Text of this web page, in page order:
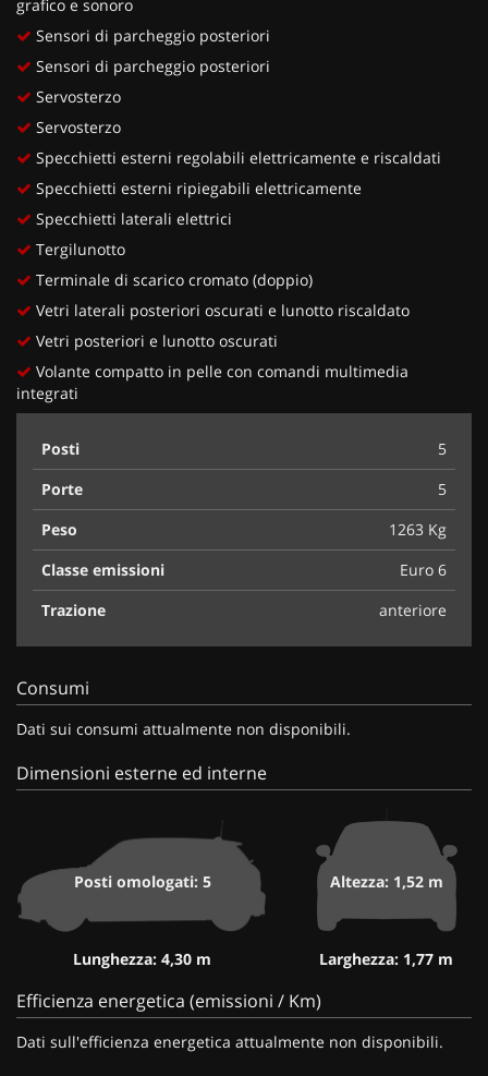
grafico e sonoro
Sensori di parcheggio posteriori
Sensori di parcheggio posteriori
Servosterzo
Servosterzo
Specchietti esterni regolabili elettricamente e riscaldati
Specchietti esterni ripiegabili elettricamente
Specchietti laterali elettrici
Tergilunotto
Terminale di scarico cromato (doppio)
Vetri laterali posteriori oscurati e lunotto riscaldato
Vetri posteriori e lunotto oscurati
Volante compatto in pelle con comandi multimedia
integrati
Posti
5
Porte
5
Peso
1263 Kg
Classe emissioni
Euro 6
Trazione
anteriore
Consumi
Dati sui consumi attualmente non disponibili.
Dimensioni esterne ed interne
Posti omologati: 5
Lunghezza: 4,30 m
Altezza: 1,52 m
Larghezza: 1,77 m
Efficienza energetica (emissioni / Km)
Dati sull'efficienza energetica attualmente non disponibili.